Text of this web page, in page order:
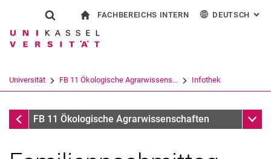
Springe direkt zu: Inhalt
Springe direkt zu: Suche
Springe direkt zu:
Suchformular
Suchbegriff
Suchen (öffnet externen Link in einem
FACHBEREICHS INTERN DEUTSCH :
Universität FB 11 Ökologische Agrarwissens... Infothek
InfothekFB 11 Ökologische Agrarwissenschaften